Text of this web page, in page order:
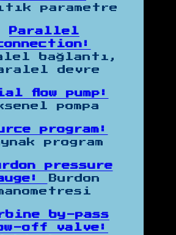
parametre
Parallel
bağlantı,
devre
flow pump:
pompa
program:
program
pressure
Burdon
by-pass
off valve: